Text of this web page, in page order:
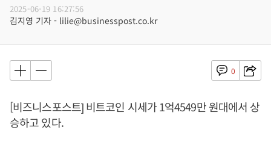
2025-06-19 16:27:56
김지영 기자 - lilie@businesspost.co.kr
0
[비즈니스포스트] 비트코인 시세가 1억4549만 원대에서 상
승하고 있다.